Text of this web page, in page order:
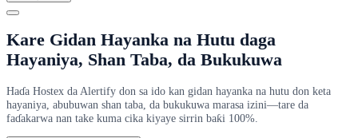
Kare Gidan Hayanka na Hutu daga
Hayaniya, Shan Taba, da Bukukuwa
Haɗa Hostex da Alertify don sa ido kan gidan hayanka na hutu don keta
hayaniya, abubuwan shan taba, da bukukuwa marasa izini—tare da
faɗakarwa nan take kuma cika kiyaye sirrin baƙi 100%.